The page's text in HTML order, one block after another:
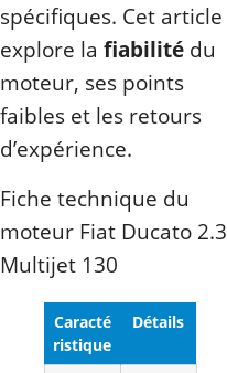
spécifiques. Cet article
explore la fiabilité du
moteur, ses points
faibles et les retours
d’expérience.
Fiche technique du
moteur Fiat Ducato 2.3
Multijet 130
Caracté
ristique
Détails